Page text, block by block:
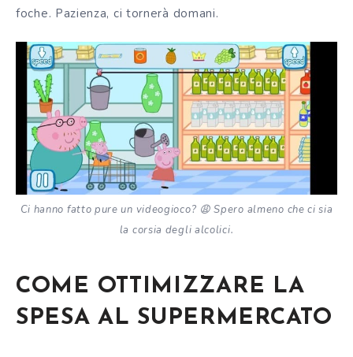
foche. Pazienza, ci tornerà domani.
Ci hanno fatto pure un videogioco? 😩 Spero almeno che ci sia
la corsia degli alcolici.
COME OTTIMIZZARE LA
SPESA AL SUPERMERCATO